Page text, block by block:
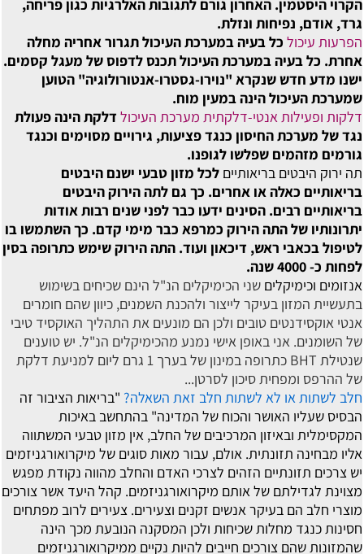
הקרוי היסטמין. האחרון גורם לתגובות האלרגיות כגון פריחה,
גרד, אודם, נפיחות ונזלת.
הפרעות עיכול כל בעיה במערכת העיכול תגרור אחריה מחלה
אחרת. כל בעיה במערכת העיכול תכנס לדפוס של מעגל קסמים.
ישנו מדע חדש שנקרא "נוירו-גסטרו-אנטורולוגיה" הטוען
שמערכת העיכול הינה במעין מוח.
דלקות ופעילות אנטי-דלקתית מערכת העיכול דלקת הינה פעולת
נגד של מערכת החיסון כנגד פציעות, גירויים מסוימים וכנגד
גורמים מזהמים שפלשו לגופנו.
תה ירוק היבטים בריאותיים לכל מזון טבעי ישנם היבטים
בריאותיים כאלה או אחרים. כך גם לתה הירוק היבטים
בריאותיים רבים. הסינים ידעו כבר לפני שנים רבות אודות
יתרונותיו של התה הירוק כמרפא כבר מימי קדם. כך השתמשו בו
לטיפול בכאבי ראש, דיכאון ועוד. התה הירוק שימש כתרופה בסין
לפחות כ- 4000 שנה.
אנזומים וכימיקלים שני הכימיקלים הנ"ל הינם שכיחים בשימוש
בתעשיית המזון בעיקר לייצור ולהכנת השמנים, כיוון שהם חומרים
אנטי אוקסידנטים טובים ולכן הם מונעים את התהליך האוקסיד טיבי
של השומנים. אני באופן אישי נמנע מהכימיקלים הנ"ל. יש טוענים
שנטילת BHT כתרופה במינון של בערך 1 גרם ליום למניעת דלקת
של ההרפס ומפחית סיכון לסרטן...
חלב לשתות או לא לשתות חלב זאת השאלה? "בריאות הציבור זה
הבסיס שעליו האושר והכוח של המדינה" בהתחשב באיכות
המקסימלית ובאיזון המרכיבים של החלב, אין מזון טבעי המשתווה
אליו מבחינה תזונתית. אולם, עבור מאות סוגים של מיקרואורגניזמים
יש צרכים תזונתיים הזהים לצרכי האדם והחלב מהווה נקודת מפגש
מצוינת לגדילתם של אותם מיקרואורגניזמים. קהל היעד אשר צורכים
מוצרי חלב הם בעיקר אנשים זקנים וצעירים. צעירים לרוב מפתחים
חסינות כנגד מחלות שכיחות ולכן המסקנה הנובעת מכך הינה
שהמזונות שהם צורכים חייבים להיות נקיים ממיקרואורגניזמים